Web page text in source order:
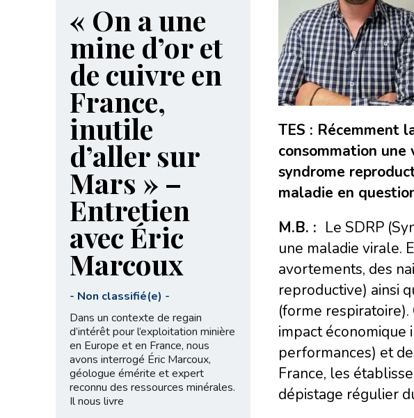
TES : Récemment
consommation
syndrome
maladie en
M.B. : Le SDRP
une maladie virale.
avortements, des
reproductive) ainsi
(forme respiratoire).
impact économique
performances) et
France, les
dépistage régulier
« On a une
mine d’or et
de cuivre en
France,
inutile
d’aller sur
Mars » –
Entretien
avec Éric
Marcoux
- Non classifié(e) -
Dans un contexte de regain
d’intérêt pour l’exploitation minière
en Europe et en France, nous
avons interrogé Éric Marcoux,
géologue émérite et expert
reconnu des ressources minérales.
Il nous livre